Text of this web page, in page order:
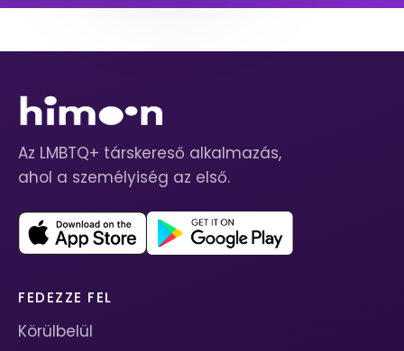
Az LMBTQ+ társkereső alkalmazás,
ahol a személyiség az első.
FEDEZZE FEL
Körülbelül